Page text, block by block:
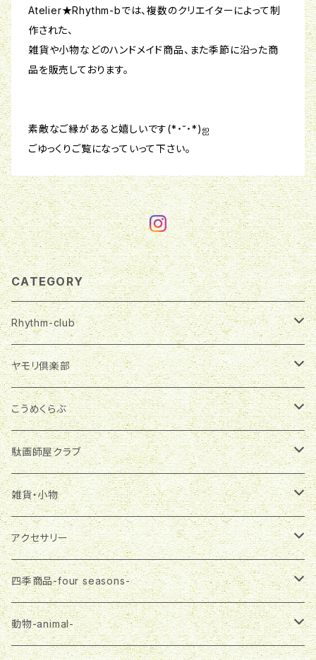
Atelier★Rhythm-bでは、複数のクリエイターによって制
作された、
雑貨や小物などのハンドメイド商品、また季節に沿った商
品を販売しております。
素敵なご縁があると嬉しいです(*˙˘˙*)ஐ
ごゆっくりご覧になっていって下さい。
CATEGORY
Rhythm-club
季節商品
グラスランタン
ランプシェード
雑貨・小物
マグネット
一筆箋
布製品
エコバッグ
ランチバッグ
マスク
３wayバッグ
Tシャツ
アクセサリー
ピアス
ネックレス
ブローチ
ヤモリ倶楽部
マグネット
ブローチ
バッグチャーム
缶バッジ
布製品
エコバッグ
こうめくらぶ
アクセサリー
ピアス
ネックレス
雑貨・小物
プチバッグ
飾りボタン
駄画師屋クラブ
おばさま
大五郎
さる郎
フラガール
雑貨・小物
ステーショナリー
マグネット
一筆箋
エコバッグ
トートバッグ
３wayバッグ
アクセサリー
ピアス
ネックレス
四季商品-four seasons-
春-spring-
動物-animal-